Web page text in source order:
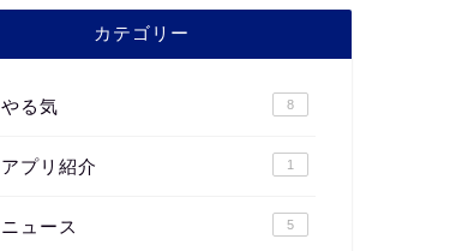
カテゴリー
やる気 8
アプリ紹介 1
ニュース 5